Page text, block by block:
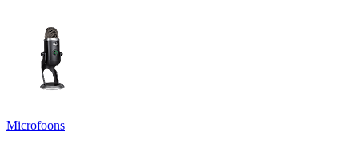
Microfoons